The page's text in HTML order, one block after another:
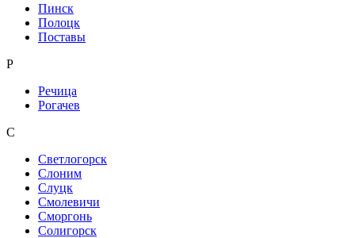
Пинск
Полоцк
Поставы
Р
Речица
Рогачев
С
Светлогорск
Слоним
Слуцк
Смолевичи
Сморгонь
Солигорск